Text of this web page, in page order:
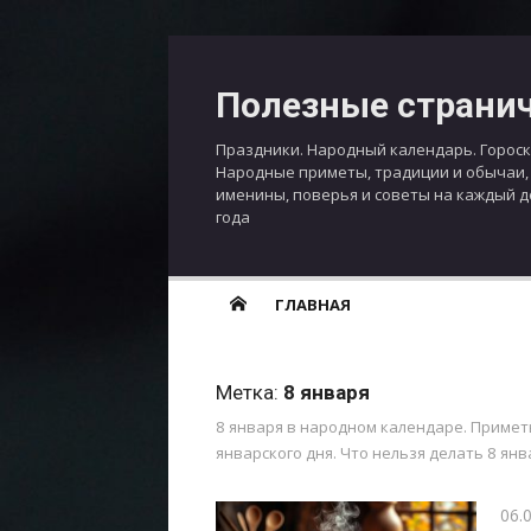
Полезные
Праздники. Народный календарь.
Народные приметы, традиции и обычаи,
именины, поверья и советы на каждый
года
ГЛАВНАЯ
Метка: 8 января
8 января в народном календаре.
январского дня. Что нельзя делать 8